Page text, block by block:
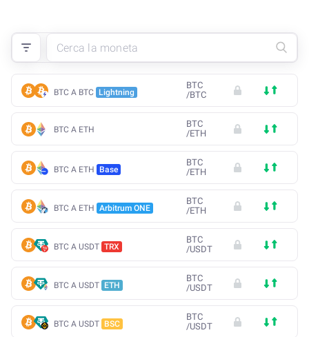
BTC A BTC Lightning
BTC
/BTC
BTC A ETH
BTC
/ETH
BTC A ETH Base
BTC
/ETH
BTC A ETH Arbitrum ONE
BTC
/ETH
BTC A USDT TRX
BTC
/USDT
BTC A USDT ETH
BTC
/USDT
BTC A USDT BSC
BTC
/USDT